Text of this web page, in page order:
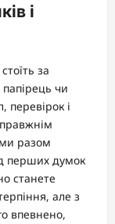
і
за
чи
перевірок і
разом
перших думок
станете
але з
впевнено,